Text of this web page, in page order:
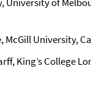
McGill University,
King’s College